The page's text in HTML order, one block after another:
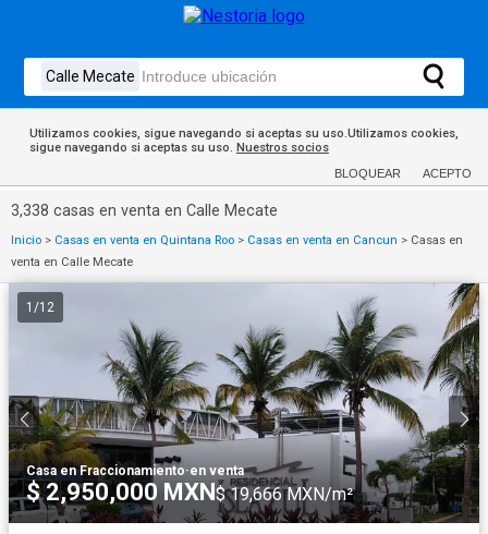
Utilizamos cookies, sigue navegando si aceptas su uso.Utilizamos cookies,
sigue navegando si aceptas su uso. Nuestros socios
BLOQUEAR ACEPTO
3,338 casas en venta en Calle Mecate
Inicio > Casas en venta en Quintana Roo > Casas en venta en Cancun > Casas en
venta en Calle Mecate
1 /12
Casa en Fraccionamiento·en venta
$ 2,950,000 MXN$ 19,666 MXN/m²